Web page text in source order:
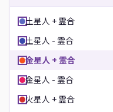
土星人 + 霊合
土星人 - 霊合
金星人 + 霊合
金星人 - 霊合
火星人 + 霊合